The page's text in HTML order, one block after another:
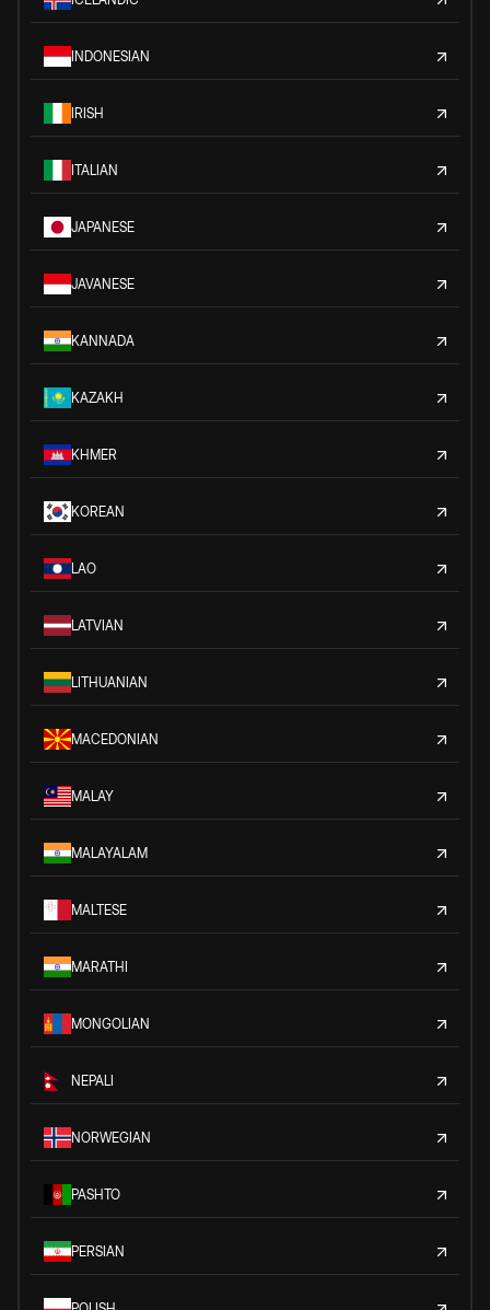
INDONESIAN
IRISH
ITALIAN
JAPANESE
JAVANESE
KANNADA
KAZAKH
KHMER
KOREAN
LAO
LATVIAN
LITHUANIAN
MACEDONIAN
MALAY
MALAYALAM
MALTESE
MARATHI
MONGOLIAN
NEPALI
NORWEGIAN
PASHTO
PERSIAN